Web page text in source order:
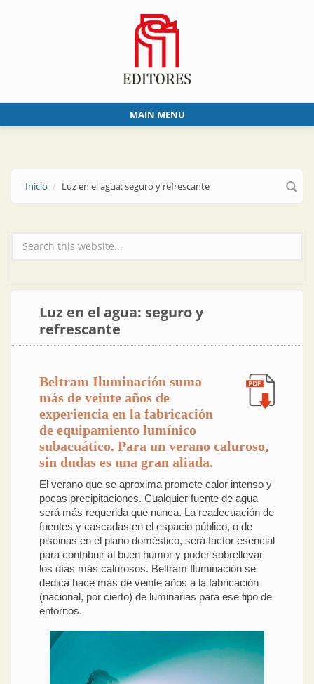
MAIN MENU
Inicio Luz en el agua: seguro y refrescante
Formulario de búsqueda
Luz en el agua: seguro y
refrescante
Beltram Iluminación suma
más de veinte años de
experiencia en la fabricación
de equipamiento lumínico
subacuático. Para un verano caluroso,
sin dudas es una gran aliada.
El verano que se aproxima promete calor intenso y
pocas precipitaciones. Cualquier fuente de agua
será más requerida que nunca. La readecuación de
fuentes y cascadas en el espacio público, o de
piscinas en el plano doméstico, será factor esencial
para contribuir al buen humor y poder sobrellevar
los días más calurosos. Beltram Iluminación se
dedica hace más de veinte años a la fabricación
(nacional, por cierto) de luminarias para ese tipo de
entornos.